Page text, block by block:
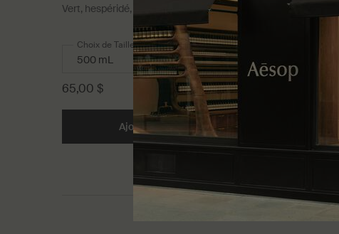
Vert, hespéridé, frais
Choix de Taille
65,00 $
Ajouter au panier Add the Gel Nettoyant à la
Pour une
cheveux et